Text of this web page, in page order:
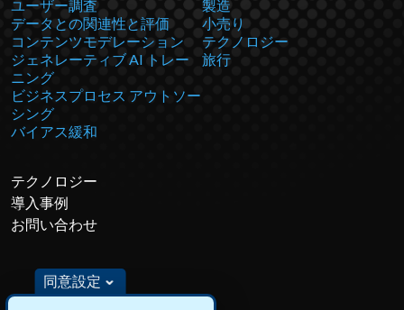
ユーザー調査
データとの関連性と評価
コンテンツモデレーション
ジェネレーティブ AI トレー
ニング
ビジネスプロセス アウトソー
シング
バイアス緩和
製造
小売り
テクノロジー
旅行
テクノロジー
導入事例
お問い合わせ
同意設定